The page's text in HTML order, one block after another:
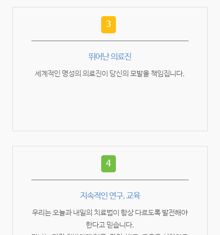
3
뛰어난 의료진
세계적인 명성의 의료진이 당신의 모발을 책임집니다.
4
지속적인 연구, 교육
우리는 오늘과 내일의 치료법이 항상 다르도록 발전해야
한다고 믿습니다.